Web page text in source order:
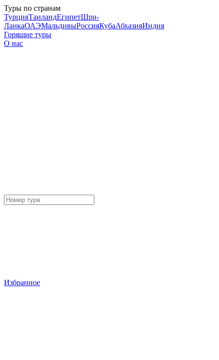
Туры по странам
ТурцияТаиландЕгипетШри-
ЛанкаОАЭМальдивыРоссияКубаАбхазияИндия
Горящие туры
О нас
Избранное